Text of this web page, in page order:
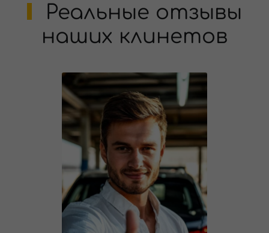
Реальные отзывы
наших клинетов